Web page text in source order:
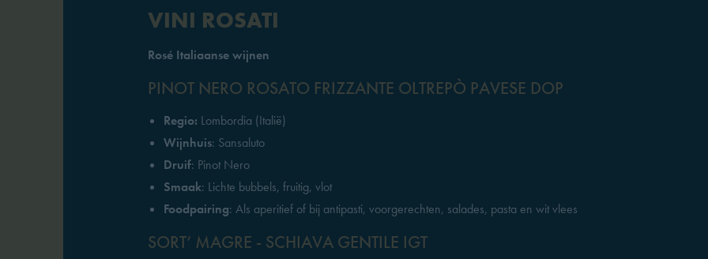
VINI ROSATI
Rosé Italiaanse wijnen
PINOT NERO ROSATO FRIZZANTE OLTREPÒ PAVESE DOP
Regio: Lombordia (Italië)
Wijnhuis: Sansaluto
Druif: Pinot Nero
Smaak: Lichte bubbels, fruitig, vlot
Foodpairing: Als aperitief of bij antipasti, voorgerechten, salades, pasta en wit vlees
SORT’ MAGRE - SCHIAVA GENTILE IGT